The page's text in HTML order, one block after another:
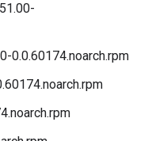
0.0.60174.noarch.rpm